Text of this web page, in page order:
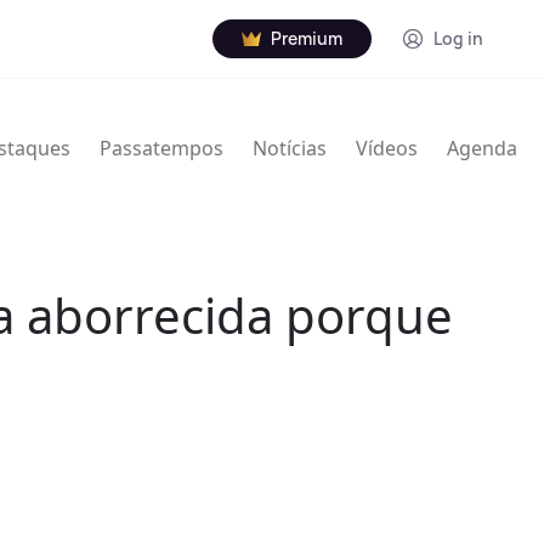
Premium Log in
Passatempos Notícias Vídeos Agenda
aborrecida porque